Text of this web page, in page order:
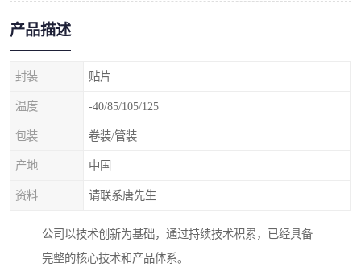
产品描述
封装 贴片
温度 -40/85/105/125
包装 卷装/管装
产地 中国
资料 请联系唐先生
公司以技术创新为基础，通过持续技术积累，已经具备
完整的核心技术和产品体系。